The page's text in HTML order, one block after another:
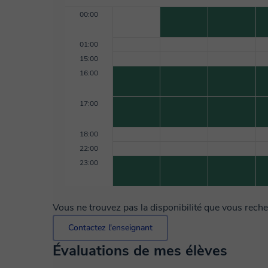
00:00
01:00
15:00
16:00
17:00
18:00
22:00
23:00
Vous ne trouvez pas la disponibilité que vous
Contactez l'enseignant
Évaluations de mes élèves